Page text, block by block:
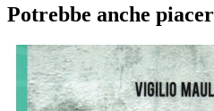
Potrebbe anche